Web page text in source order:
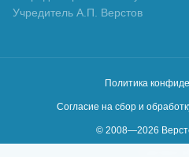
Учредитель А.П. Верстов
Политика
Согласие на сбор и
© 2008—2026